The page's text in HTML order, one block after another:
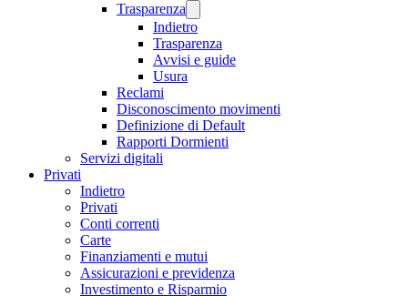
Trasparenza
Indietro
Trasparenza
Avvisi e guide
Usura
Reclami
Disconoscimento movimenti
Definizione di Default
Rapporti Dormienti
Servizi digitali
Privati
Indietro
Privati
Conti correnti
Carte
Finanziamenti e mutui
Assicurazioni e previdenza
Investimento e Risparmio